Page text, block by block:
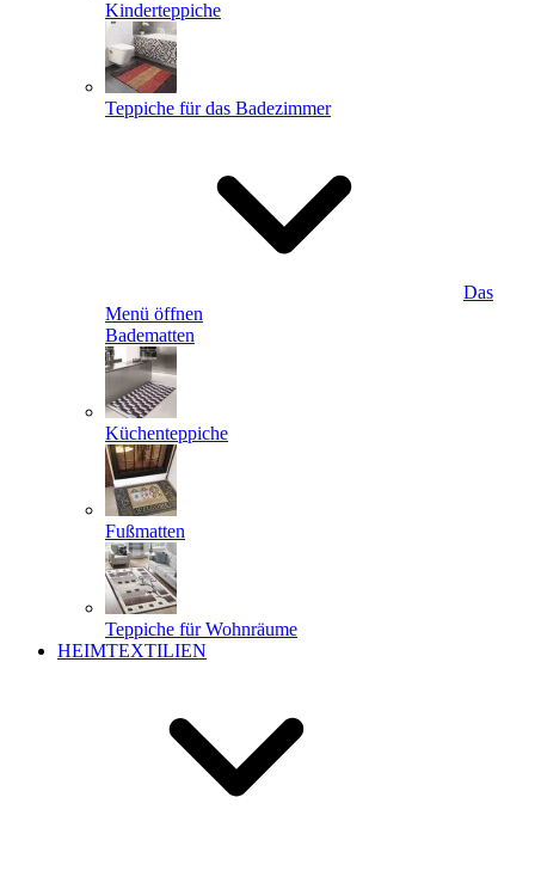
Kinderteppiche
Teppiche für das Badezimmer
Das
Menü öffnen
Badematten
Küchenteppiche
Fußmatten
Teppiche für Wohnräume
HEIMTEXTILIEN